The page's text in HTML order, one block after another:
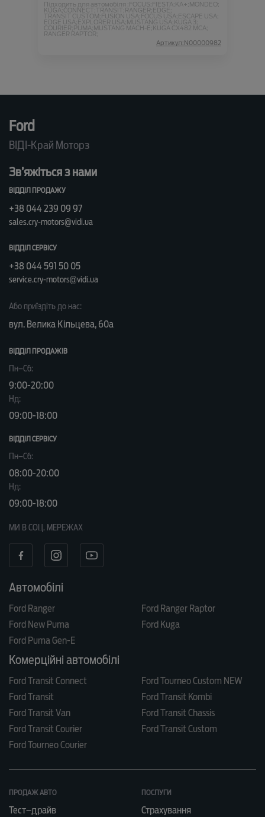
Підходить для автомобіля :FOCUS;FIESTA;KA+;MONDEO;
KUGA;CONNECT;TRANSIT;RANGER;EDGE;
TRANSIT CUSTOM;FUSION USA;FOCUS USA;ESCAPE USA;
EDGE USA;EXPLORER USA;MUSTANG USA;KUGA 3;
COURIER;PUMA;MUSTANG MACH-E;KUGA CX482 MCA;
RANGER RAPTOR;
Артикул:N00000982
Ford
ВІДІ-Край Моторз
Зв’яжіться з нами
ВІДДІЛ ПРОДАЖУ
+38 044 239 09 97
sales.cry-motors@vidi.ua
ВІДДІЛ СЕРВІСУ
+38 044 591 50 05
service.cry-motors@vidi.ua
Або приїздіть до нас:
вул. Велика Кільцева, 60а
ВІДДІЛ ПРОДАЖІВ
Пн–Сб:
9:00-20:00
Нд:
09:00-18:00
ВІДДІЛ CЕРВІСУ
Пн–Сб:
08:00-20:00
Нд:
09:00-18:00
МИ В СОЦ. МЕРЕЖАХ
Автомобілі
Ford Ranger
Ford Ranger Raptor
Ford New Puma
Ford Kuga
Ford Puma Gen-E
Комерційні автомобілі
Ford Transit Connect
Ford Tourneo Custom NEW
Ford Transit
Ford Transit Kombi
Ford Transit Van
Ford Transit Chassis
Ford Transit Courier
Ford Transit Custom
Ford Tourneo Courier
ПРОДАЖ АВТО
Тест–драйв
ПОСЛУГИ
Страхування